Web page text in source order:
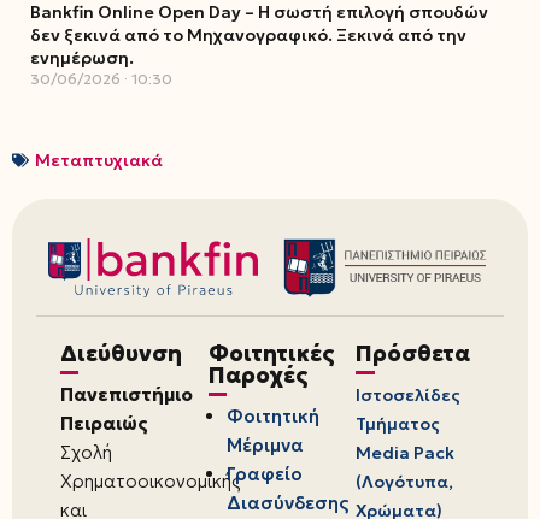
Bankfin Online Open Day – Η σωστή επιλογή σπουδών
δεν ξεκινά από το Μηχανογραφικό. Ξεκινά από την
ενημέρωση.
30/06/2026 10:30
Μεταπτυχιακά
Διεύθυνση
Πανεπιστήμιο
Πειραιώς
Σχολή
Χρηματοοικονομικής
και
Φοιτητικές
Παροχές
Φοιτητική
Μέριμνα
Γραφείο
Διασύνδεσης
Πρόσθετα
Ιστοσελίδες
Τμήματος
Media Pack
(Λογότυπα,
Χρώματα)